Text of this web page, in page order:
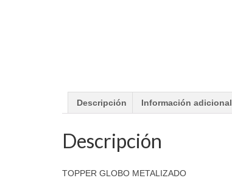
Descripción Información adicional
Descripción
TOPPER GLOBO METALIZADO